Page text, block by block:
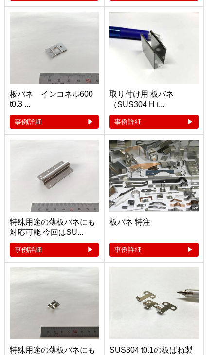
板バネ インコネル600
t0.3 ...
事例詳細
取り付け用 板バネ
（SUS304 H t...
事例詳細
特殊用途の薄板バネにも
対応可能 今回はSU...
事例詳細
板バネ 特注
事例詳細
特殊用途の薄板バネにも
SUS304 t0.1の板ばね製